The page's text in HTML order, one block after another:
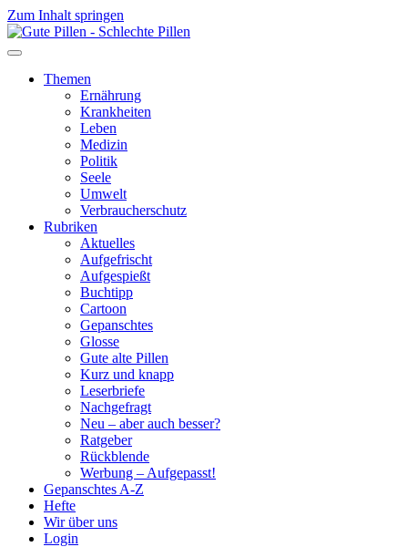
Zum Inhalt springen
Themen
Ernährung
Krankheiten
Leben
Medizin
Politik
Seele
Umwelt
Verbraucherschutz
Rubriken
Aktuelles
Aufgefrischt
Aufgespießt
Buchtipp
Cartoon
Gepanschtes
Glosse
Gute alte Pillen
Kurz und knapp
Leserbriefe
Nachgefragt
Neu – aber auch besser?
Ratgeber
Rückblende
Werbung – Aufgepasst!
Gepanschtes A-Z
Hefte
Wir über uns
Login